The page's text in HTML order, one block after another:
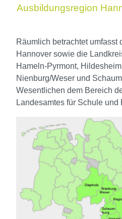
Ausbildungsregion
Räumlich betrachtet umfasst
Hannover sowie die
Hameln-Pyrmont,
Nienburg/Weser und
Wesentlichen dem Bereich
Landesamtes für Schule und